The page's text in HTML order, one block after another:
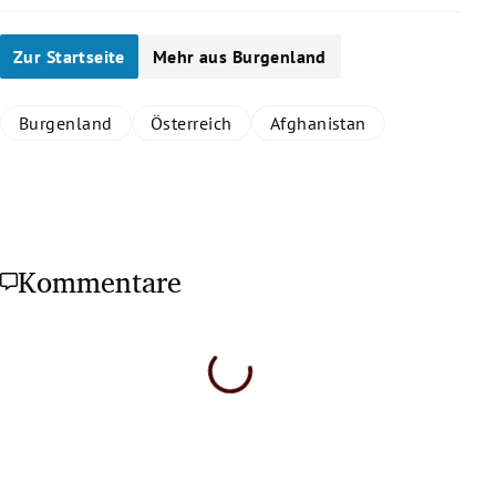
Zur Startseite Mehr aus Burgenland
Burgenland Österreich Afghanistan
Kommentare